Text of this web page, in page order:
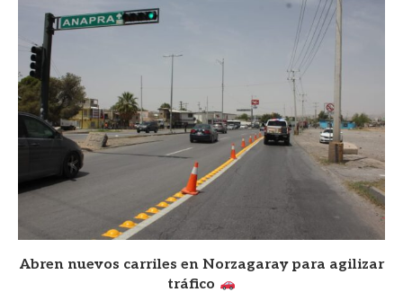
Abren nuevos carriles en Norzagaray para agilizar
tráfico